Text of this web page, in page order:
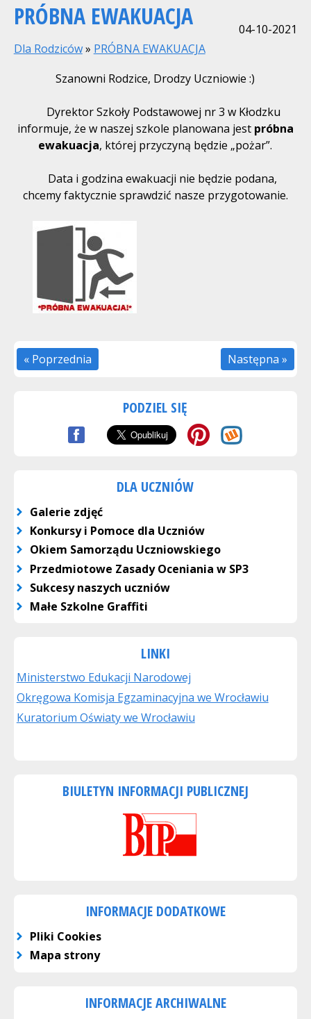
PRÓBNA EWAKUACJA
Dla Rodziców» PRÓBNA EWAKUACJA
04-10-2021
Szanowni Rodzice, Drodzy Uczniowie :)
Dyrektor Szkoły Podstawowej nr 3 w Kłodzku
informuje, że w naszej szkole planowana jest próbna
ewakuacja, której przyczyną będzie „pożar”.
Data i godzina ewakuacji nie będzie podana,
chcemy faktycznie sprawdzić nasze przygotowanie.
« Poprzednia Następna »
PODZIEL SIĘ
DLA UCZNIÓW
Galerie zdjęć
Konkursy i Pomoce dla Uczniów
Okiem Samorządu Uczniowskiego
Przedmiotowe Zasady Oceniania w SP3
Sukcesy naszych uczniów
Małe Szkolne Graffiti
LINKI
Ministerstwo Edukacji Narodowej
Okręgowa Komisja Egzaminacyjna we Wrocławiu
Kuratorium Oświaty we Wrocławiu
BIULETYN INFORMACJI PUBLICZNEJ
INFORMACJE DODATKOWE
Pliki Cookies
Mapa strony
INFORMACJE ARCHIWALNE